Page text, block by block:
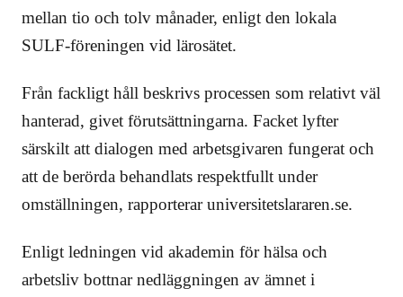
mellan tio och tolv månader, enligt den lokala
SULF-föreningen vid lärosätet.
Från fackligt håll beskrivs processen som relativt väl
hanterad, givet förutsättningarna. Facket lyfter
särskilt att dialogen med arbetsgivaren fungerat och
att de berörda behandlats respektfullt under
omställningen, rapporterar universitetslararen.se.
Enligt ledningen vid akademin för hälsa och
arbetsliv bottnar nedläggningen av ämnet i